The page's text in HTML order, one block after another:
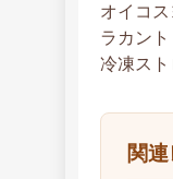
オイコ
ラカン
冷凍ス
関